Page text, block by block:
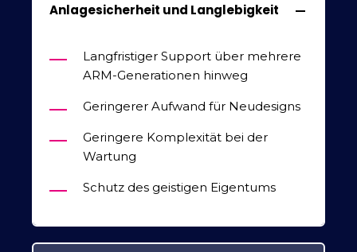
Anlagesicherheit und Langlebigkeit
Langfristiger Support über mehrere
ARM-Generationen hinweg
Geringerer Aufwand für Neudesigns
Geringere Komplexität bei der
Wartung
Schutz des geistigen Eigentums